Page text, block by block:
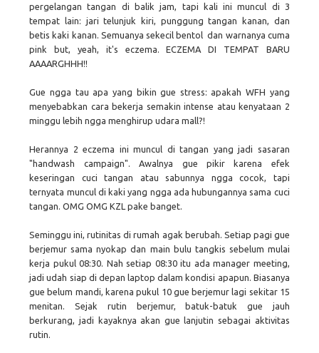
pergelangan tangan di balik jam, tapi kali ini muncul di 3
tempat lain: jari telunjuk kiri, punggung tangan kanan, dan
betis kaki kanan. Semuanya sekecil bentol dan warnanya cuma
pink but, yeah, it's eczema. ECZEMA DI TEMPAT BARU
AAAARGHHH!!
Gue ngga tau apa yang bikin gue stress: apakah WFH yang
menyebabkan cara bekerja semakin intense atau kenyataan 2
minggu lebih ngga menghirup udara mall?!
Herannya 2 eczema ini muncul di tangan yang jadi sasaran
"handwash campaign". Awalnya gue pikir karena efek
keseringan cuci tangan atau sabunnya ngga cocok, tapi
ternyata muncul di kaki yang ngga ada hubungannya sama cuci
tangan. OMG OMG KZL pake banget.
Seminggu ini, rutinitas di rumah agak berubah. Setiap pagi gue
berjemur sama nyokap dan main bulu tangkis sebelum mulai
kerja pukul 08:30. Nah setiap 08:30 itu ada manager meeting,
jadi udah siap di depan laptop dalam kondisi apapun. Biasanya
gue belum mandi, karena pukul 10 gue berjemur lagi sekitar 15
menitan. Sejak rutin berjemur, batuk-batuk gue jauh
berkurang, jadi kayaknya akan gue lanjutin sebagai aktivitas
rutin.